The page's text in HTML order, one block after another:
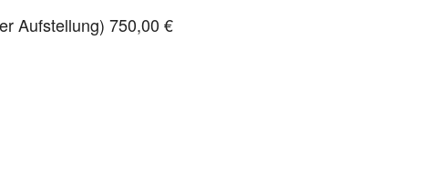
Aufstellung) 750,00 €